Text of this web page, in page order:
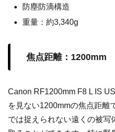
防塵防滴構造
重量：約3,340g
焦点距離：1200mm
Canon RF1200mm F8 L IS
を見ない1200mmの焦点距離
では捉えられない遠くの被写